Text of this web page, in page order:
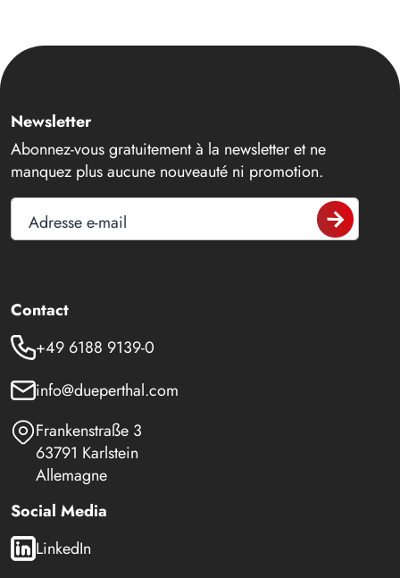
Newsletter
Abonnez-vous gratuitement à la newsletter et ne
manquez plus aucune nouveauté ni promotion.
Adresse e-mail
Contact
+49 6188 9139-0
info@dueperthal.com
Frankenstraße 3
63791 Karlstein
Allemagne
Social Media
LinkedIn